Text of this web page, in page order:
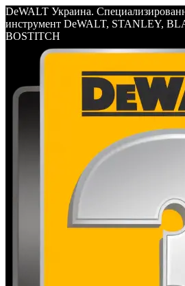
DeWALT Украина.
инструмент DeWALT, STANLEY,
BOSTITCH